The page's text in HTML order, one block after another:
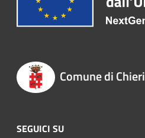
Comune di Chieri
SEGUICI SU